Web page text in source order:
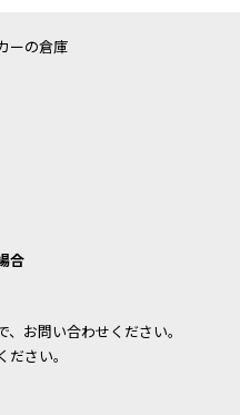
ーの倉庫
合
お問い合わせください。
さい。